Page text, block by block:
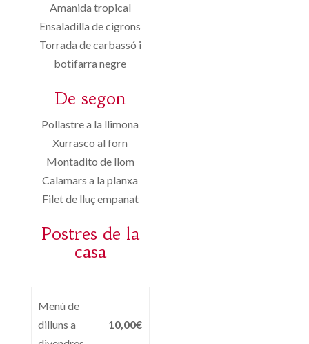
Amanida tropical
Ensaladilla de cigrons
Torrada de carbassó i
botifarra negre
De segon
Pollastre a la llimona
Xurrasco al forn
Montadito de llom
Calamars a la planxa
Filet de lluç empanat
Postres de la
casa
Menú de
dilluns a
10,00€